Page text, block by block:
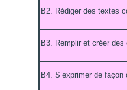
B2. Rédiger des textes
B3. Remplir et créer des
B4. S’exprimer de façon